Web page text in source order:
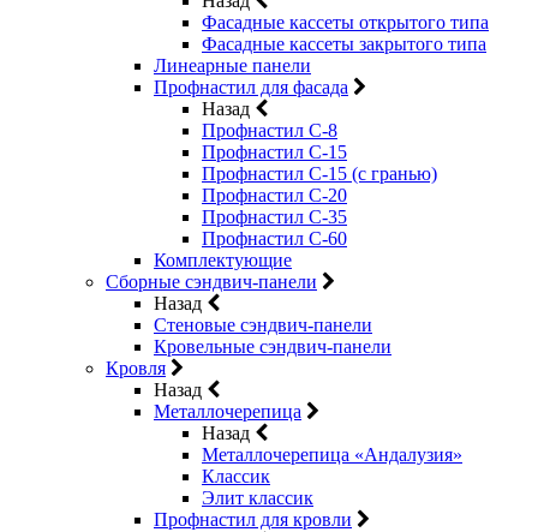
Фасадные кассеты открытого типа
Фасадные кассеты закрытого типа
Линеарные панели
Профнастил для фасада
Назад
Профнастил С-8
Профнастил С-15
Профнастил С-15 (с гранью)
Профнастил С-20
Профнастил С-35
Профнастил С-60
Комплектующие
Сборные сэндвич-панели
Назад
Стеновые сэндвич-панели
Кровельные сэндвич-панели
Кровля
Назад
Металлочерепица
Назад
Металлочерепица «Андалузия»
Классик
Элит классик
Профнастил для кровли